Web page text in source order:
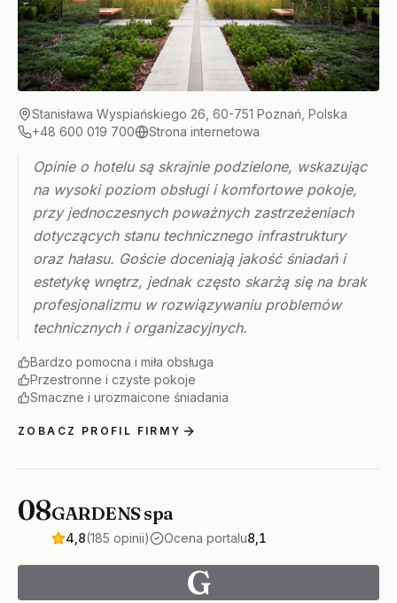
Stanisława Wyspiańskiego 26, 60-751 Poznań, Polska
+48 600 019 700
Strona internetowa
Opinie o hotelu są skrajnie podzielone, wskazując
na wysoki poziom obsługi i komfortowe pokoje,
przy jednoczesnych poważnych zastrzeżeniach
dotyczących stanu technicznego infrastruktury
oraz hałasu. Goście doceniają jakość śniadań i
estetykę wnętrz, jednak często skarżą się na brak
profesjonalizmu w rozwiązywaniu problemów
technicznych i organizacyjnych.
Bardzo pomocna i miła obsługa
Przestronne i czyste pokoje
Smaczne i urozmaicone śniadania
ZOBACZ PROFIL FIRMY
08GARDENS spa
4,8(185 opinii) Ocena portalu8,1
G